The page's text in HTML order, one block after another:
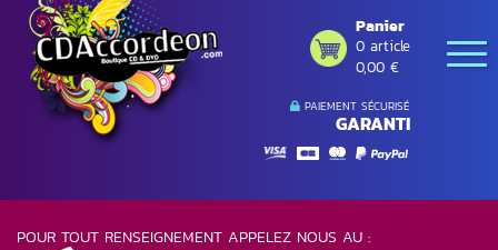
PAIEMENT SÉCURISÉ
GARANTI
Panier
0 article
0,00 €
POUR TOUT RENSEIGNEMENT APPELEZ NOUS AU :